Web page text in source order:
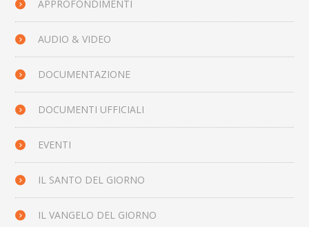
APPROFONDIMENTI
AUDIO & VIDEO
DOCUMENTAZIONE
DOCUMENTI UFFICIALI
EVENTI
IL SANTO DEL GIORNO
IL VANGELO DEL GIORNO